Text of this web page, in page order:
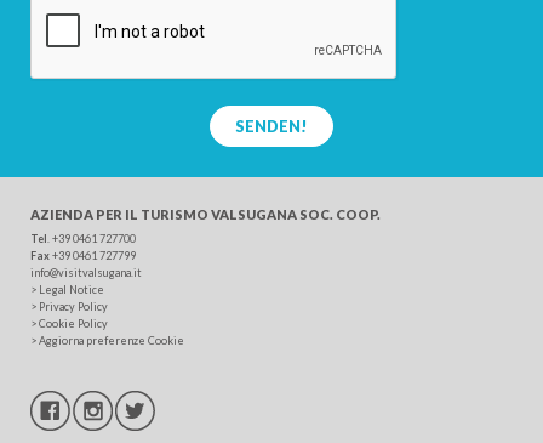
SENDEN!
AZIENDA PER IL TURISMO VALSUGANA SOC. COOP.
Tel . +39 0461 727700
Fax+39 0461 727799
info@visitvalsugana.it
> Legal Notice
> Privacy Policy
>Cookie Policy
>Aggiorna preferenze Cookie